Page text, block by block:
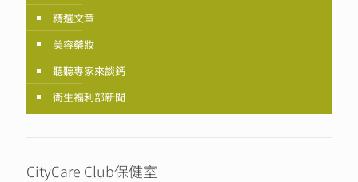
精選文章
美容藥妝
聽聽專家來談鈣
衛生福利部新聞
CityCare Club保健室